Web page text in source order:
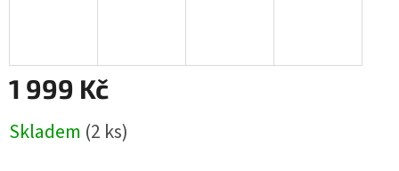
1 999 Kč
cena:
Skladem (2 ks)